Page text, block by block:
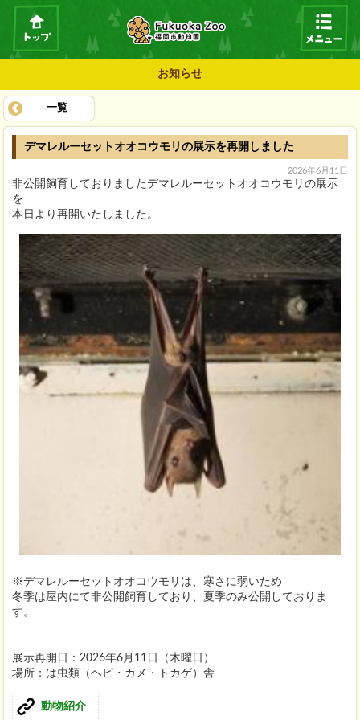
お知らせ
一覧
デマレルーセットオオコウモリの展示を再開しました
2026年6月11日
非公開飼育しておりましたデマレルーセットオオコウモリの展示
を
本日より再開いたしました。
※デマレルーセットオオコウモリは、寒さに弱いため
冬季は屋内にて非公開飼育しており、夏季のみ公開しておりま
す。
展示再開日：2026年6月11日（木曜日）
場所：は虫類（ヘビ・カメ・トカゲ）舎
動物紹介